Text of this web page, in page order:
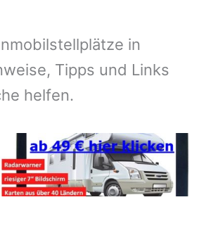
in
Tipps und Links
helfen.